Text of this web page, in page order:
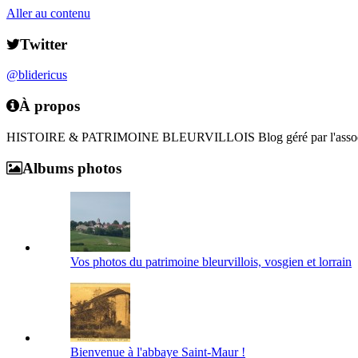
Aller au contenu
Twitter
@blidericus
À propos
HISTOIRE & PATRIMOINE BLEURVILLOIS Blog géré par
Albums photos
Vos photos du patrimoine bleurvillois, vosgien et lorrain
Bienvenue à l'abbaye Saint-Maur !